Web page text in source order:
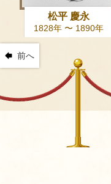
前へ
松平 慶永
1828年 〜 1890年